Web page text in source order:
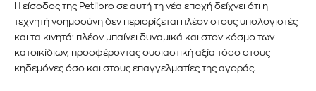
Η είσοδος της Petlibro σε αυτή τη νέα εποχή δείχνει ότι η
τεχνητή νοημοσύνη δεν περιορίζεται πλέον στους υπολογιστές
και τα κινητά· πλέον μπαίνει δυναμικά και στον κόσμο των
κατοικίδιων, προσφέροντας ουσιαστική αξία τόσο στους
κηδεμόνες όσο και στους επαγγελματίες της αγοράς.